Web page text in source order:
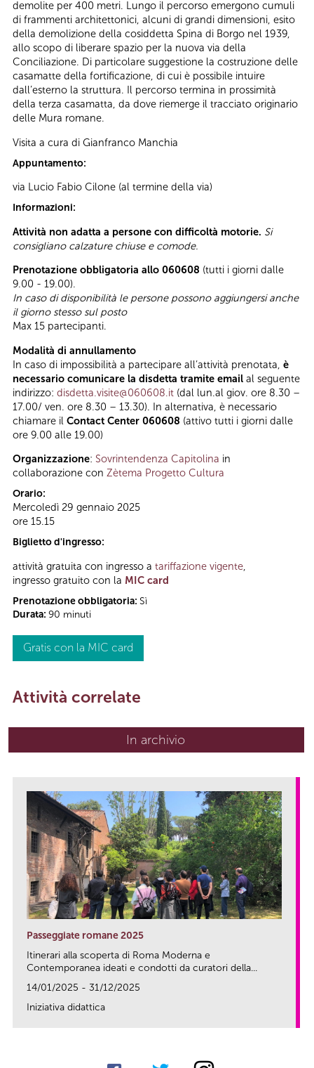
demolite per 400 metri. Lungo il percorso emergono cumuli
di frammenti architettonici, alcuni di grandi dimensioni, esito
della demolizione della cosiddetta Spina di Borgo nel 1939,
allo scopo di liberare spazio per la nuova via della
Conciliazione. Di particolare suggestione la costruzione delle
casamatte della fortificazione, di cui è possibile intuire
dall’esterno la struttura. Il percorso termina in prossimità
della terza casamatta, da dove riemerge il tracciato originario
delle Mura romane.
Visita a cura di Gianfranco Manchia
Appuntamento:
via Lucio Fabio Cilone (al termine della via)
Informazioni:
Attività non adatta a persone con difficoltà motorie. Si
consigliano calzature chiuse e comode.
Prenotazione obbligatoria allo 060608 (tutti i giorni dalle
9.00 - 19.00).
In caso di disponibilità le persone possono aggiungersi anche
il giorno stesso sul posto
Max 15 partecipanti.
Modalità di annullamento
In caso di impossibilità a partecipare all’attività prenotata, è
necessario comunicare la disdetta tramite email al seguente
indirizzo: disdetta.visite@060608.it (dal lun.al giov. ore 8.30 –
17.00/ ven. ore 8.30 – 13.30). In alternativa, è necessario
chiamare il Contact Center 060608 (attivo tutti i giorni dalle
ore 9.00 alle 19.00)
Organizzazione: Sovrintendenza Capitolina in
collaborazione con Zètema Progetto Cultura
Orario:
Mercoledì 29 gennaio 2025
ore 15.15
Biglietto d'ingresso:
attività gratuita con ingresso a tariffazione vigente,
ingresso gratuito con la MIC card
Prenotazione obbligatoria: Sì
Durata: 90 minuti
Gratis con la MIC card
Attività correlate
In archivio
Passeggiate romane 2025
Itinerari alla scoperta di Roma Moderna e
Contemporanea ideati e condotti da curatori della...
14/01/2025 - 31/12/2025
Iniziativa didattica